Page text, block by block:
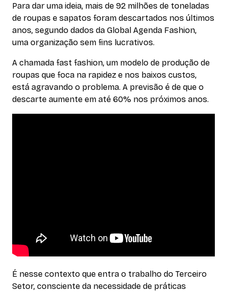
Para dar uma ideia, mais de 92 milhões de toneladas
de roupas e sapatos foram descartados nos últimos
anos, segundo dados da Global Agenda Fashion,
uma organização sem fins lucrativos.
A chamada fast fashion, um modelo de produção de
roupas que foca na rapidez e nos baixos custos,
está agravando o problema. A previsão é de que o
descarte aumente em até 60% nos próximos anos.
É nesse contexto que entra o trabalho do Terceiro
Setor, consciente da necessidade de práticas